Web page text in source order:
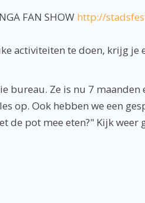
FAN SHOW http://
activiteiten te doen, krijg je
bureau. Ze is nu 7
op. Ook hebben we een
de pot mee eten?" Kijk weer